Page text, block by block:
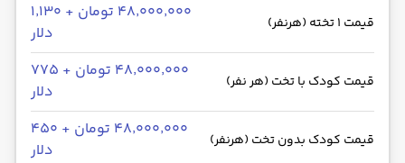
حرکت از مبدا: 11:30
به فرودگاه بین‌المللی امام خمینی IKA
رسیدن به مقصد : 03:40
قیمت 1 تخته (هرنفر)
۴۸٬۰۰۰٬۰۰۰ تومان + ۱٬۱۳۰
دلار
قیمت کودک با تخت (هر نفر)
۴۸٬۰۰۰٬۰۰۰ تومان + ۷۷۵
دلار
قیمت کودک بدون تخت (هرنفر)
۴۸٬۰۰۰٬۰۰۰ تومان + ۴۵۰
دلار